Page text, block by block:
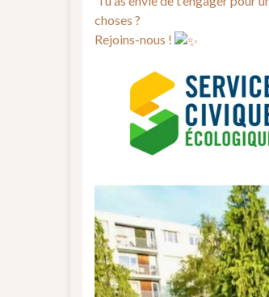
choses ?
Rejoins-nous !